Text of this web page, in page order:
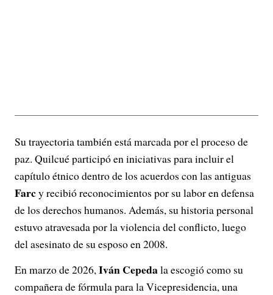
Su trayectoria también está marcada por el proceso de
paz. Quilcué participó en iniciativas para incluir el
capítulo étnico dentro de los acuerdos con las antiguas
Farcy recibió reconocimientos por su labor en defensa
de los derechos humanos. Además, su historia personal
estuvo atravesada por la violencia del conflicto, luego
del asesinato de su esposo en 2008.
En marzo de 2026,Iván Cepedala escogió como su
compañera de fórmula para la Vicepresidencia, una